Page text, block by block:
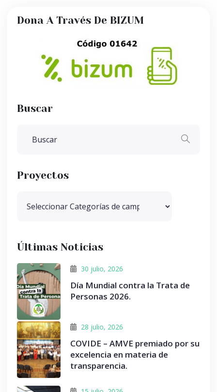
Dona A Través De BIZUM
Buscar
Proyectos
Últimas Noticias
30 julio, 2026
Día Mundial contra la Trata de
Personas 2026.
28 julio, 2026
COVIDE – AMVE premiado por su
excelencia en materia de
transparencia.